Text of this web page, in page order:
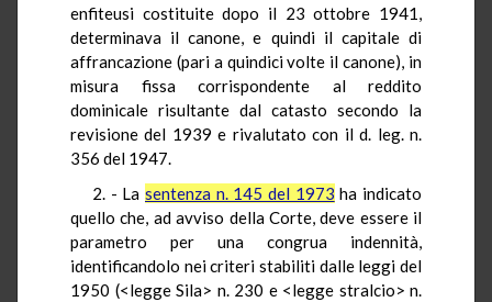
enfiteusi costituite dopo il 23 ottobre 1941,
determinava il canone, e quindi il capitale di
affrancazione (pari a quindici volte il canone), in
misura fissa corrispondente al reddito
dominicale risultante dal catasto secondo la
revisione del 1939 e rivalutato con il d. leg. n.
356 del 1947.
2. - La sentenza n. 145 del 1973 ha indicato
quello che, ad avviso della Corte, deve essere il
parametro per una congrua indennità,
identificandolo nei criteri stabiliti dalle leggi del
1950 (<legge Sila> n. 230 e <legge stralcio> n.